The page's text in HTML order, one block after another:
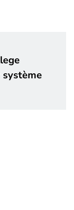
système